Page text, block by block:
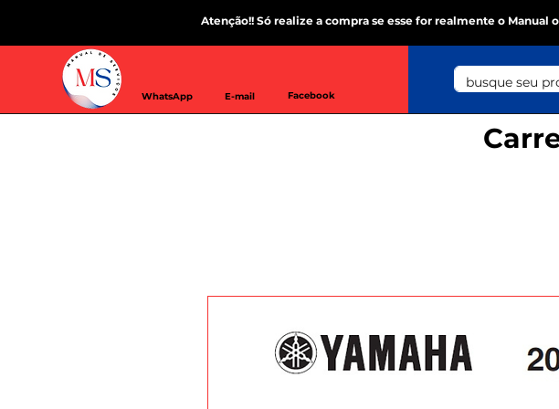
Atenção!! Só realize a compra se esse for realmente o
WhatsApp E-mail Facebook